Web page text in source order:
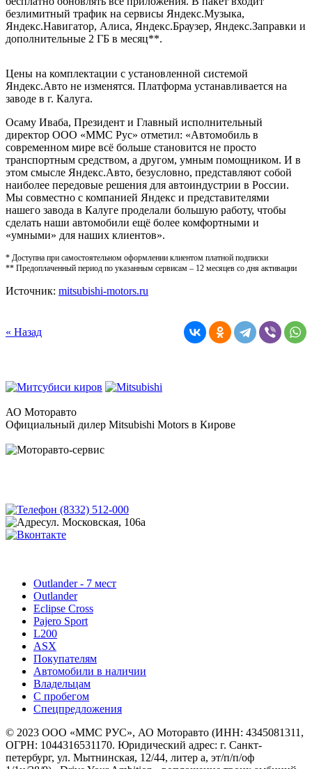
безлимитный трафик на сервисы Яндекс.Музыка,
Яндекс.Навигатор, Алиса, Яндекс.Браузер, Яндекс.Заправки и
дополнительные 2 ГБ в месяц**.
Цены на комплектации с установленной системой
Яндекс.Авто не изменятся. Платформа устанавливается на
заводе в г. Калуга.
Осаму Иваба, Президент и Главный исполнительный
директор ООО «ММС Рус» отметил: «Автомобиль в
современном мире всё больше становится не просто
транспортным средством, а другом, умным помощником. И в
этом смысле Яндекс.Авто, безусловно, представляют собой
наиболее передовые решения для автоиндустрии в России.
Мы совместно с компанией Яндекс и представителями
нашего завода в Калуге проделали большую работу, чтобы
сделать наши автомобили ещё более комфортными и
«умными» для наших клиентов».
* Доступна при самостоятельном оформлении клиентом платной подписки
** Предоплаченный период по указанным сервисам – 12 месяцев со дня активации
Источник: mitsubishi-motors.ru
« Назад
АО Моторавто
Официальный дилер Mitsubishi Motors в Кирове
(8332) 512-000
ул. Московская, 106а
Outlander - 7 мест
Outlander
Eclipse Cross
Pajero Sport
L200
ASX
Покупателям
Автомобили в наличии
Владельцам
С пробегом
Спецпредложения
© 2023 ООО «ММС РУС», АО Моторавто (ИНН: 4345081311,
ОГРН: 1044316531170. Юридический адрес: г. Cанкт-
петербург, ул. Мытнинская, 12/44, литер а, эт/п/п/оф